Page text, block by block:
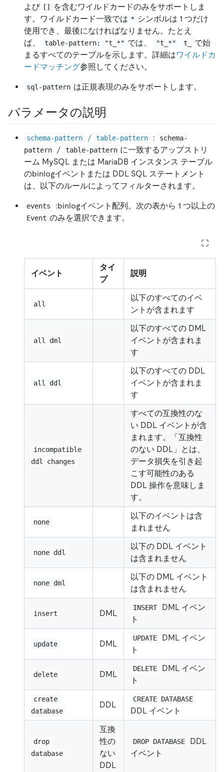
よび []
を含むワイルドカードのみをサポートしま
す。ワイルドカード一致では * シンボルは 1 つだけ
使用でき、最後になければなりません。たとえ
ば、
table-pattern: "t_*" では、 "t_*" t_
で始
まるすべてのテーブルを示します。詳細はワイルドカ
ードマッチング参照してください。
sql-pattern は正規表現のみをサポートします。
パラメータの説明
schema-pattern / table-pattern :
schema-
pattern
/ table-pattern に一致するアップストリ
ーム MySQL または MariaDB インスタンス テーブル
のbinlogイベントまたは DDL SQL ステートメント
は、以下のルールによってフィルターされます。
events :binlogイベント配列。次の表から 1 つ以上の
Event のみを選択できます。
イベント
タイ
プ
説明
all
以下のすべてのイベ
ントが含まれます
all dml
以下のすべての DML
イベントが含まれま
す
all ddl
以下のすべての DDL
イベントが含まれま
す
incompatible
ddl changes
すべての互換性のな
い DDL イベントが含
まれます。「互換性
のない DDL」とは、
データ損失を引き起
こす可能性のある
DDL 操作を意味しま
す。
none
以下のイベントは含
まれません
none ddl
以下の DDL イベント
は含まれません
none dml
以下の DML イベント
は含まれません
insert DML
INSERT
DML イベン
ト
update DML
UPDATE
DML イベン
ト
delete DML
DELETE
DML イベン
ト
create
database
DDL
CREATE DATABASE
DDL イベント
drop
database
互換
性の
ない
DDL
DROP DATABASE
DDL
イベント